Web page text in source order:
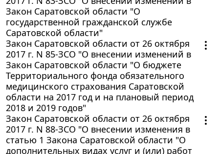
Закон Саратовской области "О
государственной гражданской службе
Саратовской области"
Закон Саратовской области от 26 октября
2017 г. N 85-ЗСО "О внесении изменений в
Закон Саратовской области "О бюджете
Территориального фонда обязательного
медицинского страхования Саратовской
области на 2017 год и на плановый период
2018 и 2019 годов"
Закон Саратовской области от 26 октября
2017 г. N 88-ЗСО "О внесении изменения в
статью 1 Закона Саратовской области "О
дополнительных видах услуг и (или) работ